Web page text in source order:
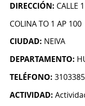
DIRECCIÓN: CALLE
COLINA TO 1 AP 100
CIUDAD: NEIVA
DEPARTAMENTO:
TELÉFONO:
ACTIVIDAD: